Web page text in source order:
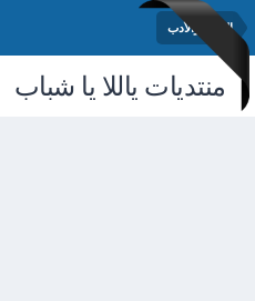
الشعر والأدب
منتديات ياللا يا شباب